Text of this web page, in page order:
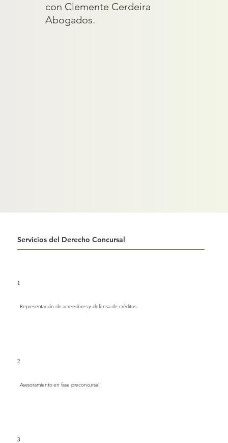
con Clemente Cerdeira
Abogados.
Servicios del Derecho Concursal
Representación de acreedores y defensa de créditos
1
Asesoramiento en fase preconcursal
2
3